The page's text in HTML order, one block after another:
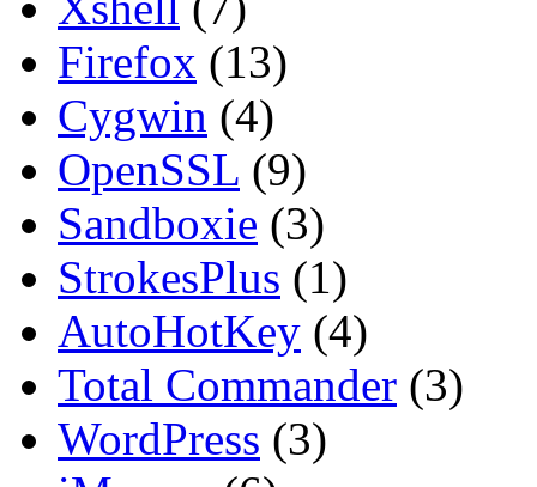
Firefox (13)
Cygwin (4)
OpenSSL (9)
Sandboxie (3)
StrokesPlus (1)
AutoHotKey (4)
Total Commander (3)
WordPress (3)